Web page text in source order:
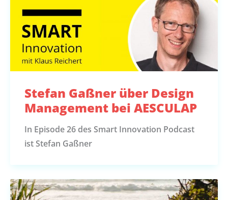
Stefan Gaßner über Design
Management bei AESCULAP
In Episode 26 des Smart Innovation Podcast
ist Stefan Gaßner